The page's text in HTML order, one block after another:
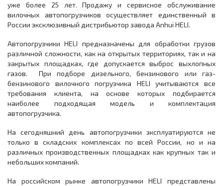
уже более 25 лет. Продажу и сервисное обслуживание
вилочных автопогрузчиков осуществляет единственный в
России эксклюзивный дистрибьютор завода Anhui HELI.
Автопогрузчики HELI предназначены для обработки грузов
различной сложности, как на открытых территориях, так и на
закрытых площадках, где допускается выброс выхлопных
газов. При подборе дизельного, бензинового или газ-
бензинового вилочного погрузчика HELI учитываются все
требования клиента, на основе которых подбирается
наиболее подходящая модель и комплектация
автопогрузчика.
На сегодняшний день автопогрузчики эксплуатируются не
только в складских комплексах по всей России, но и на
различных производственных площадках как крупных так и
небольших компаний.
На российском рынке автопогрузчики HELI представлены